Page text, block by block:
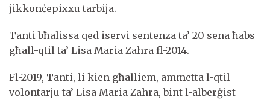
jikkonċepixxu tarbija.
Tanti bħalissa qed iservi sentenza ta’ 20 sena ħabs
għall-qtil ta’ Lisa Maria Zahra fl-2014.
Fl-2019, Tanti, li kien għalliem, ammetta l-qtil
volontarju ta’ Lisa Maria Zahra, bint l-alberġist